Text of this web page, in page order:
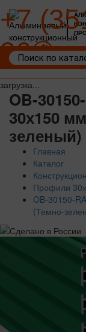
загрузка...
+7
36
OB-
30х150
зеленый)
Главная
Каталог
Профили
OB-30150-
(Темно-